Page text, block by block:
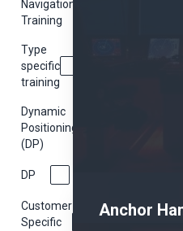
Navigational
Training
Type
specific
training
Dynamic
Positioning
(DP)
DP
Customer
Specific
Anchor